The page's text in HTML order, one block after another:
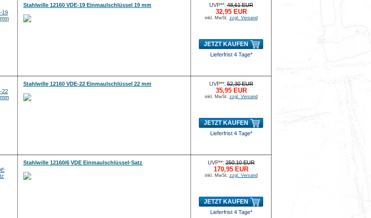
Stahlwille 12160 VDE-19 Einmaulschlüssel 19 mm UVP**:48,61 EUR
32,95 EUR
inkl. MwSt. zzgl. Versand
JETZT KAUFEN
Lieferfrist 4 Tage*
Stahlwille 12160 VDE-22 Einmaulschlüssel 22 mm UVP**:52,30 EUR
35,95 EUR
inkl. MwSt. zzgl. Versand
JETZT KAUFEN
Lieferfrist 4 Tage*
Stahlwille 12160/6 VDE Einmaulschlüssel-Satz UVP**:250,10 EUR
170,95 EUR
inkl. MwSt. zzgl. Versand
JETZT KAUFEN
Lieferfrist 4 Tage*